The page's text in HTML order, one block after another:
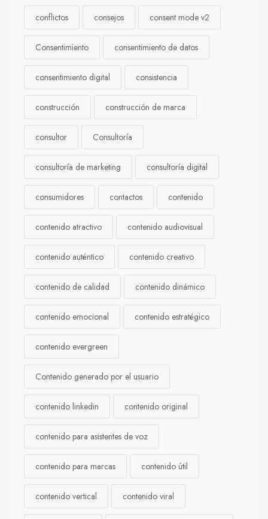
conflictos consejos consent mode v2
Consentimiento consentimiento de datos
consentimiento digital consistencia
construcción construcción de marca
consultor Consultoría
consultoría de marketing consultoría digital
consumidores contactos contenido
contenido atractivo contenido audiovisual
contenido auténtico contenido creativo
contenido de calidad contenido dinámico
contenido emocional contenido estratégico
contenido evergreen
Contenido generado por el usuario
contenido linkedin contenido original
contenido para asistentes de voz
contenido para marcas contenido útil
contenido vertical contenido viral